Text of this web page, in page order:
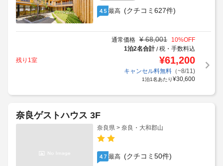
4.5 最高 (クチコミ627件)
通常価格 ¥ 68,001 10%OFF
1泊2名合計/税・手数料込
残り1室
¥61,200
キャンセル料無料（~8/11)
1泊1名あたり¥30,600
奈良ゲストハウス 3F
奈良県 > 奈良・大和郡山
4.7 最高 (クチコミ50件)